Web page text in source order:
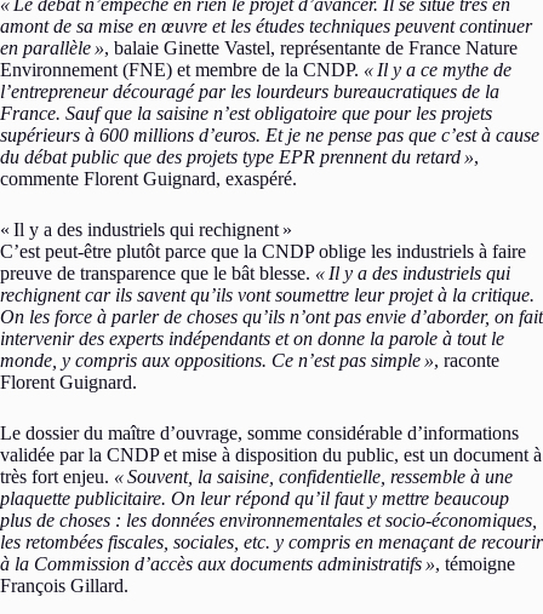
« Le débat n’empêche en rien le projet d’avancer. Il se situe très en
amont de sa mise en œuvre et les études techniques peuvent continuer
en parallèle », balaie Ginette Vastel, représentante de France Nature
Environnement (FNE) et membre de la CNDP. « Il y a ce mythe de
l’entrepreneur découragé par les lourdeurs bureaucratiques de la
France. Sauf que la saisine n’est obligatoire que pour les projets
supérieurs à 600 millions d’euros. Et je ne pense pas que c’est à cause
du débat public que des projets type EPR prennent du retard »,
commente Florent Guignard, exaspéré.
« Il y a des industriels qui rechignent »
C’est peut-être plutôt parce que la CNDP oblige les industriels à faire
preuve de transparence que le bât blesse. « Il y a des industriels qui
rechignent car ils savent qu’ils vont soumettre leur projet à la critique.
On les force à parler de choses qu’ils n’ont pas envie d’aborder, on fait
intervenir des experts indépendants et on donne la parole à tout le
monde, y compris aux oppositions. Ce n’est pas simple », raconte
Florent Guignard.
Le dossier du maître d’ouvrage, somme considérable d’informations
validée par la CNDP et mise à disposition du public, est un document à
très fort enjeu. «Souvent, la saisine, confidentielle, ressemble à une
plaquette publicitaire. On leur répond qu’il faut y mettre beaucoup
plus de choses : les données environnementales et socio-économiques,
les retombées fiscales, sociales, etc. y compris en menaçant de recourir
à la Commission d’accès aux documents administratifs », témoigne
François Gillard.